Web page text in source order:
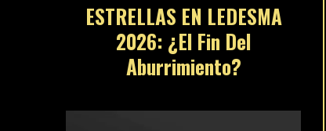
ESTRELLAS EN LEDESMA
2026: ¿El Fin Del
Aburrimiento?